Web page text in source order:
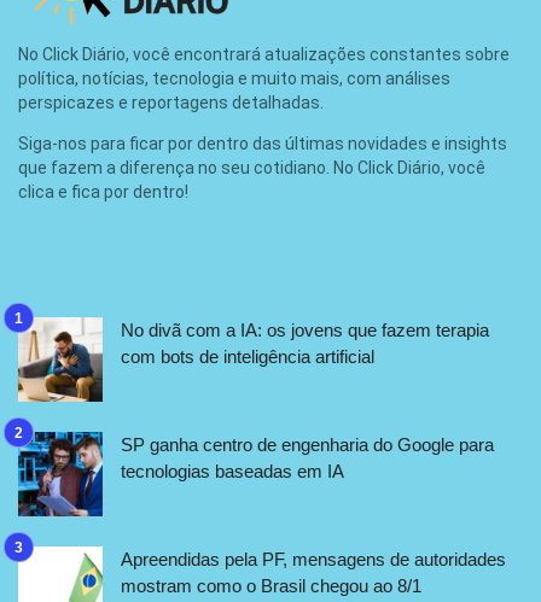
No Click Diário, você encontrará atualizações constantes sobre
política, notícias, tecnologia e muito mais, com análises
perspicazes e reportagens detalhadas.
Siga-nos para ficar por dentro das últimas novidades e insights
que fazem a diferença no seu cotidiano. No Click Diário, você
clica e fica por dentro!
No divã com a IA: os jovens que fazem terapia
com bots de inteligência artificial
SP ganha centro de engenharia do Google para
tecnologias baseadas em IA
Apreendidas pela PF, mensagens de autoridades
mostram como o Brasil chegou ao 8/1